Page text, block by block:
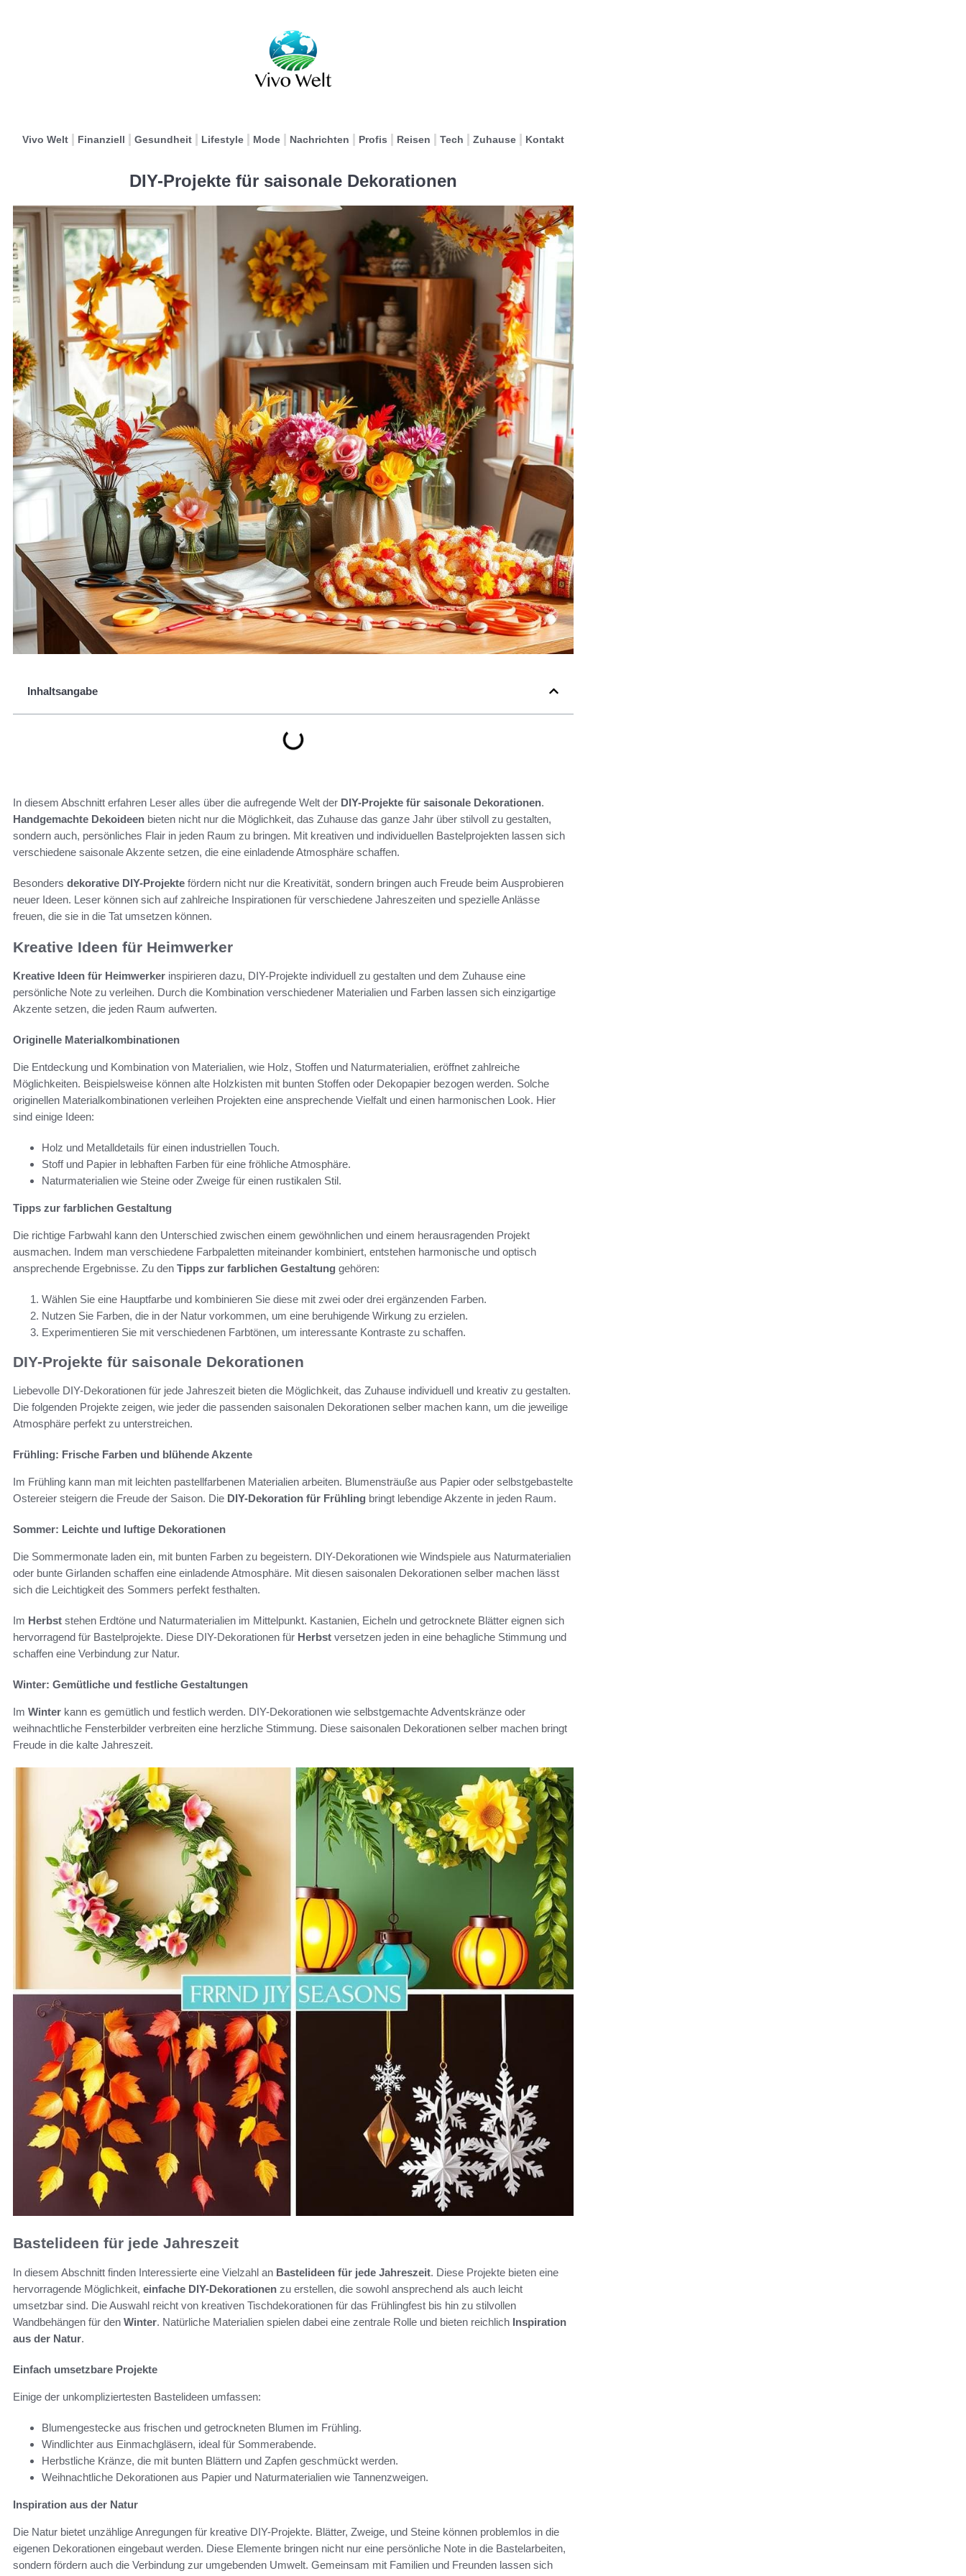
Vivo Welt Finanziell Gesundheit Lifestyle Mode Nachrichten Profis Reisen Tech Zuhause Kontakt
DIY-Projekte für saisonale Dekorationen
Inhaltsangabe
In diesem Abschnitt erfahren Leser alles über die aufregende Welt der DIY-Projekte für saisonale Dekorationen.
Handgemachte Dekoideen bieten nicht nur die Möglichkeit, das Zuhause das ganze Jahr über stilvoll zu gestalten,
sondern auch, persönliches Flair in jeden Raum zu bringen. Mit kreativen und individuellen Bastelprojekten lassen sich
verschiedene saisonale Akzente setzen, die eine einladende Atmosphäre schaffen.
Besonders dekorative DIY-Projekte fördern nicht nur die Kreativität, sondern bringen auch Freude beim Ausprobieren
neuer Ideen. Leser können sich auf zahlreiche Inspirationen für verschiedene Jahreszeiten und spezielle Anlässe
freuen, die sie in die Tat umsetzen können.
Kreative Ideen für Heimwerker
Kreative Ideen für Heimwerker inspirieren dazu, DIY-Projekte individuell zu gestalten und dem Zuhause eine
persönliche Note zu verleihen. Durch die Kombination verschiedener Materialien und Farben lassen sich einzigartige
Akzente setzen, die jeden Raum aufwerten.
Originelle Materialkombinationen
Die Entdeckung und Kombination von Materialien, wie Holz, Stoffen und Naturmaterialien, eröffnet zahlreiche
Möglichkeiten. Beispielsweise können alte Holzkisten mit bunten Stoffen oder Dekopapier bezogen werden. Solche
originellen Materialkombinationen verleihen Projekten eine ansprechende Vielfalt und einen harmonischen Look. Hier
sind einige Ideen:
Holz und Metalldetails für einen industriellen Touch.
Stoff und Papier in lebhaften Farben für eine fröhliche Atmosphäre.
Naturmaterialien wie Steine oder Zweige für einen rustikalen Stil.
Tipps zur farblichen Gestaltung
Die richtige Farbwahl kann den Unterschied zwischen einem gewöhnlichen und einem herausragenden Projekt
ausmachen. Indem man verschiedene Farbpaletten miteinander kombiniert, entstehen harmonische und optisch
ansprechende Ergebnisse. Zu den Tipps zur farblichen Gestaltung gehören:
Wählen Sie eine Hauptfarbe und kombinieren Sie diese mit zwei oder drei ergänzenden Farben.
Nutzen Sie Farben, die in der Natur vorkommen, um eine beruhigende Wirkung zu erzielen.
Experimentieren Sie mit verschiedenen Farbtönen, um interessante Kontraste zu schaffen.
DIY-Projekte für saisonale Dekorationen
Liebevolle DIY-Dekorationen für jede Jahreszeit bieten die Möglichkeit, das Zuhause individuell und kreativ zu gestalten.
Die folgenden Projekte zeigen, wie jeder die passenden saisonalen Dekorationen selber machen kann, um die jeweilige
Atmosphäre perfekt zu unterstreichen.
Frühling: Frische Farben und blühende Akzente
Im Frühling kann man mit leichten pastellfarbenen Materialien arbeiten. Blumensträuße aus Papier oder selbstgebastelte
Ostereier steigern die Freude der Saison. Die DIY-Dekoration für Frühling bringt lebendige Akzente in jeden Raum.
Sommer: Leichte und luftige Dekorationen
Die Sommermonate laden ein, mit bunten Farben zu begeistern. DIY-Dekorationen wie Windspiele aus Naturmaterialien
oder bunte Girlanden schaffen eine einladende Atmosphäre. Mit diesen saisonalen Dekorationen selber machen lässt
sich die Leichtigkeit des Sommers perfekt festhalten.
Im Herbst stehen Erdtöne und Naturmaterialien im Mittelpunkt. Kastanien, Eicheln und getrocknete Blätter eignen sich
hervorragend für Bastelprojekte. Diese DIY-Dekorationen für Herbst versetzen jeden in eine behagliche Stimmung und
schaffen eine Verbindung zur Natur.
Winter: Gemütliche und festliche Gestaltungen
Im Winter kann es gemütlich und festlich werden. DIY-Dekorationen wie selbstgemachte Adventskränze oder
weihnachtliche Fensterbilder verbreiten eine herzliche Stimmung. Diese saisonalen Dekorationen selber machen bringt
Freude in die kalte Jahreszeit.
Bastelideen für jede Jahreszeit
In diesem Abschnitt finden Interessierte eine Vielzahl an Bastelideen für jede Jahreszeit. Diese Projekte bieten eine
hervorragende Möglichkeit, einfache DIY-Dekorationen zu erstellen, die sowohl ansprechend als auch leicht
umsetzbar sind. Die Auswahl reicht von kreativen Tischdekorationen für das Frühlingfest bis hin zu stilvollen
Wandbehängen für den Winter. Natürliche Materialien spielen dabei eine zentrale Rolle und bieten reichlich Inspiration
aus der Natur.
Einfach umsetzbare Projekte
Einige der unkompliziertesten Bastelideen umfassen:
Blumengestecke aus frischen und getrockneten Blumen im Frühling.
Windlichter aus Einmachgläsern, ideal für Sommerabende.
Herbstliche Kränze, die mit bunten Blättern und Zapfen geschmückt werden.
Weihnachtliche Dekorationen aus Papier und Naturmaterialien wie Tannenzweigen.
Inspiration aus der Natur
Die Natur bietet unzählige Anregungen für kreative DIY-Projekte. Blätter, Zweige, und Steine können problemlos in die
eigenen Dekorationen eingebaut werden. Diese Elemente bringen nicht nur eine persönliche Note in die Bastelarbeiten,
sondern fördern auch die Verbindung zur umgebenden Umwelt. Gemeinsam mit Familien und Freunden lassen sich